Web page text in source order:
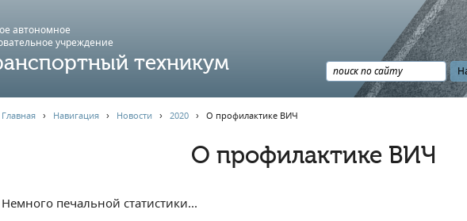
автономное
учреждение
техникум
Главная› Навигация› Новости › 2020› О профилактике ВИЧ
О профилактике ВИЧ
Немного печальной статистики...